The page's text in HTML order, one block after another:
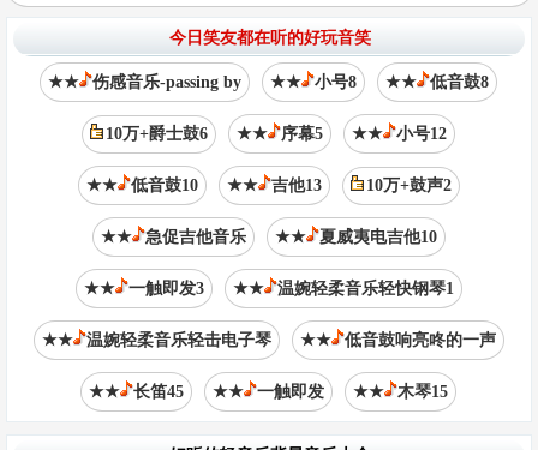
今日笑友都在听的好玩音笑
★★ 伤感音乐-passing by ★★ 小号8 ★★ 低音鼓8
10万+爵士鼓6 ★★ 序幕5 ★★ 小号12
★★ 低音鼓10 ★★ 吉他13 10万+鼓声2
★★ 急促吉他音乐 ★★ 夏威夷电吉他10
★★ 一触即发3 ★★ 温婉轻柔音乐轻快钢琴1
★★ 温婉轻柔音乐轻击电子琴 ★★ 低音鼓响亮咚的一声
★★ 长笛45 ★★ 一触即发 ★★ 木琴15